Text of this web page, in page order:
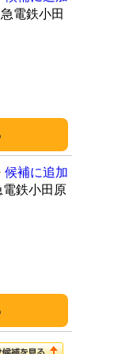
電鉄小田
鉄小田原
候補に追加